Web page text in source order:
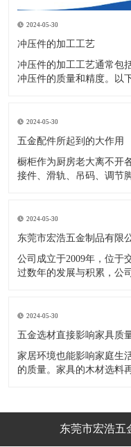
2024-05-30
冲压件的加工工艺
冲压件的加工工艺通常包
冲压件的质量和精度。以下是
开料与落料：在图纸上标
材。然
2024-05-30
五金配件所起到的大作用
橱柜作为厨房老大离不开
接件、滑轨、吊码、调节
调节脚，橱柜就像得了“
柜五金件好
2024-05-30
东莞市宏浩五金制品有限
公司成立于2009年，位于
过数年的发展与积累，公
的改造创新，设计制造了
的新
2024-05-30
五金选材直接影响家具质
家居环境也能影响家庭生
的质量。家具的木材选料
金、铝合金等。不同五金
理、焊接、机械加
东莞市宏浩五